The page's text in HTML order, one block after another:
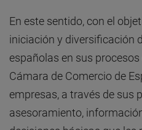
En este sentido, con el
iniciación y diversificación
españolas en sus
Cámara de Comercio de
empresas, a través de sus
asesoramiento,